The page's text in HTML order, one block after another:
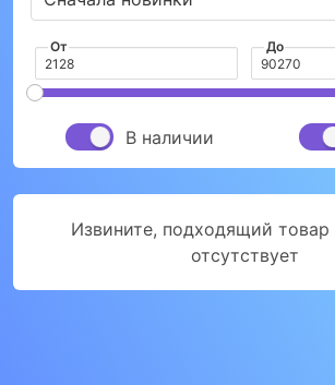
От До
В наличии
Извините, подходящий товар
отсутствует